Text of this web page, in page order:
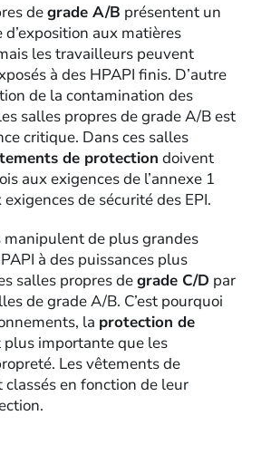
degrade A/B présentent un
aux matières
les travailleurs peuvent
à des HPAPI finis. D’autre
de la contamination des
salles propres de grade A/B est
critique. Dans ces salles
de protection doivent
aux exigences de l’annexe 1
de sécurité des EPI.
manipulent de plus grandes
à des puissances plus
salles propres degrade C/D par
de grade A/B. C’est pourquoi
la protection de
importante que les
Les vêtements de
en fonction de leur